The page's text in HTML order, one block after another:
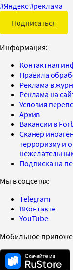
#Яндекс#реклама
Подписаться
Информация:
Контактная
Правила
Реклама в
Реклама на
Условия
Архив
Вакансии в
Сканер
терроризму и
Подписка на
Мы в соцсетях:
Telegram
ВКонтакте
YouTube
Мобильное